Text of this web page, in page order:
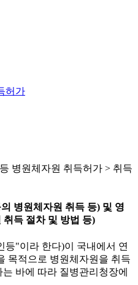
허가
병원체자원 취득허가 > 취득
병원체자원 취득 등) 및 영
득 절차 및 방법 등)
등"이라 한다)이 국내에서 연
목적으로 병원체자원을 취득
바에 따라 질병관리청장에